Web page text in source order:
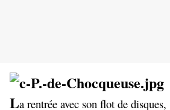
La rentrée avec son flot de